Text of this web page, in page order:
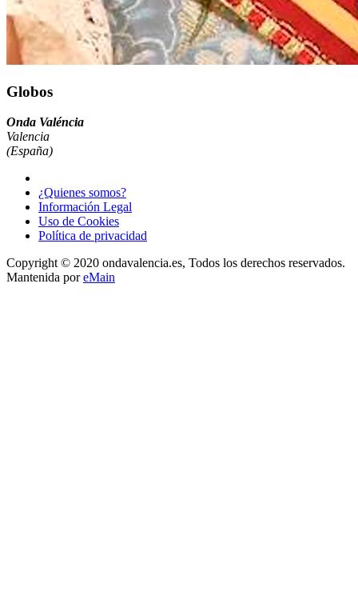
Globos
Onda Valéncia
Valencia
(España)
¿Quienes somos?
Información Legal
Uso de Cookies
Política de privacidad
Copyright © 2020 ondavalencia.es, Todos los derechos reservados.
Mantenida poreMain